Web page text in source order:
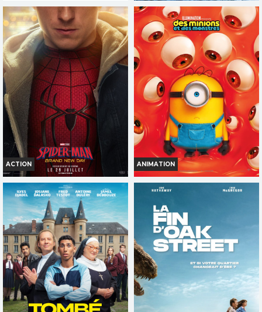
LES GENDARMES
Horaires et Infos
Bande-annonce
Réservation
TOUT PUBLIC
VAIANA, LA LÉGENDE DU BOUT
DU MONDE
Horaires et Infos
Bande-annonce
Réservation
TOUT PUBLIC
ACTION
SPIDER-MAN : BRAND NEW DAY
Horaires et Infos
Bande-annonce
Réservation
TOUT PUBLIC
ANIMATION
DES MINIONS ET DES
Horaires et Infos
Bande-annonce
Réservation
TOUT PUBLIC